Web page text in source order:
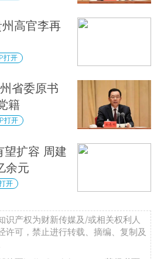
高官李再
打开
省委原书
籍
打开
望扩容 周建
余元
开
识产权为财新传媒及/或相关权利人
许可，禁止进行转载、摘编、复制及